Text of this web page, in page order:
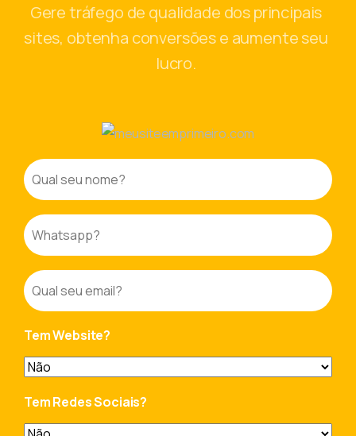
Gere tráfego de qualidade dos principais
sites, obtenha conversões e aumente seu
lucro.
Nome*
Whatsapp*
E-
mail
Tem Website?
Tem Redes Sociais?